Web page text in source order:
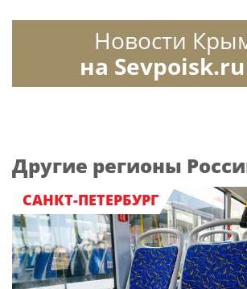
Новости
на Sevpoisk.ru
Другие регионы
САНКТ-ПЕТЕРБУРГ